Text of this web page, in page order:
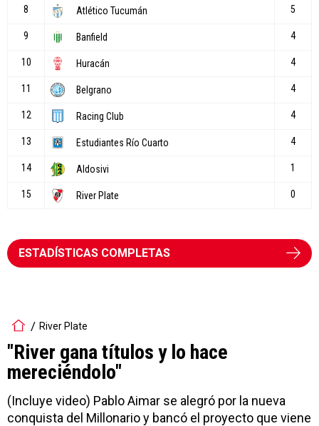
ESTADÍSTICAS COMPLETAS
River Plate
"River gana títulos y lo hace
mereciéndolo"
(Incluye video) Pablo Aimar se alegró por la nueva
conquista del Millonario y bancó el proyecto que viene